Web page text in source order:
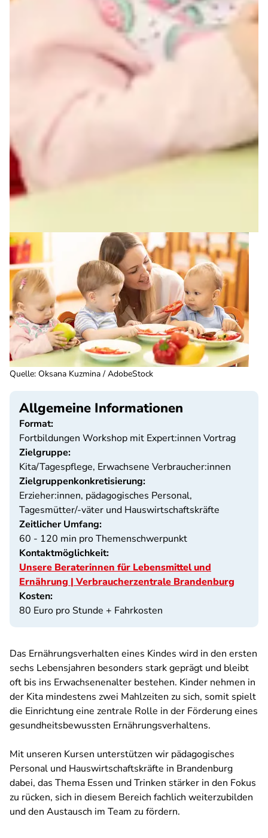
Quelle: Oksana Kuzmina / AdobeStock
Allgemeine Informationen
Format:
Fortbildungen Workshop mit Expert:innen Vortrag
Zielgruppe:
Kita/Tagespflege, Erwachsene Verbraucher:innen
Zielgruppenkonkretisierung:
Erzieher:innen, pädagogisches Personal,
Tagesmütter/-väter und Hauswirtschaftskräfte
Zeitlicher Umfang:
60 - 120 min pro Themenschwerpunkt
Kontaktmöglichkeit:
Unsere Beraterinnen für Lebensmittel und
Ernährung | Verbraucherzentrale Brandenburg
Kosten:
80 Euro pro Stunde + Fahrkosten
Das Ernährungsverhalten eines Kindes wird in den ersten
sechs Lebensjahren besonders stark geprägt und bleibt
oft bis ins Erwachsenenalter bestehen. Kinder nehmen in
der Kita mindestens zwei Mahlzeiten zu sich, somit spielt
die Einrichtung eine zentrale Rolle in der Förderung eines
gesundheitsbewussten Ernährungsverhaltens.
Mit unseren Kursen unterstützen wir pädagogisches
Personal und Hauswirtschaftskräfte in Brandenburg
dabei, das Thema Essen und Trinken stärker in den Fokus
zu rücken, sich in diesem Bereich fachlich weiterzubilden
und den Austausch im Team zu fördern.